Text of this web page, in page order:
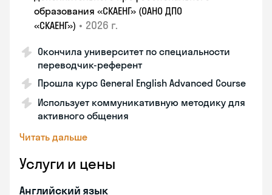
образования «СКАЕНГ» (ОАНО ДПО
«СКАЕНГ») • 2026 г.
Окончила университет по специальности
переводчик-референт
Прошла курс General English Advanced Course
Использует коммуникативную методику для
активного общения
Читать дальше
Услуги и цены
Английский язык